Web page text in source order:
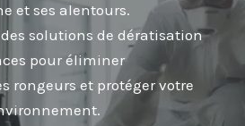
et ses alentours.
solutions de dératisation
pour éliminer
rongeurs et protéger votre